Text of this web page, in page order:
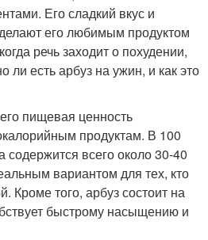
Его сладкий вкус и
его любимым продуктом
речь заходит о похудении,
ли есть арбуз на ужин, и как это
пищевая ценность
продуктам. В 100
содержится всего около 30-40
вариантом для тех, кто
Кроме того, арбуз состоит на
быстрому насыщению и